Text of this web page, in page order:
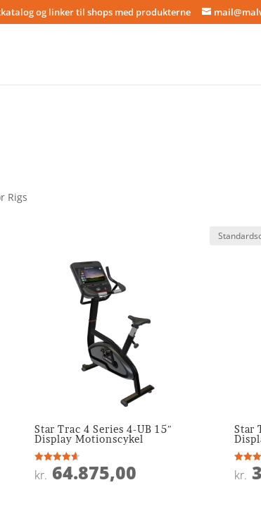
og linker til shops med produkterne
Rigs
Star Trac 4 Series 4-UB 15″
Display Motionscykel
Vurderet
4.6
kr. 64.875,00
Star
Vurderet
4.4
kr.